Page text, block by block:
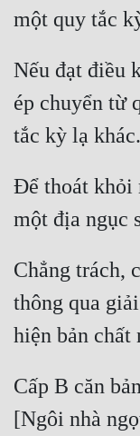
Phương Tây
Quan Trường
Quân Sự
Sắc
Sủng
Thanh Xuân
Tiên Hiệp
Tiểu Thuyết
Triều Đấu
một quy tắc
Nếu đạt điều
ép chuyển từ
tắc kỳ lạ khác.
Để thoát khỏi
một địa ngục
Chẳng trách,
thông qua
hiện bản
Cấp B căn
[Ngôi nhà